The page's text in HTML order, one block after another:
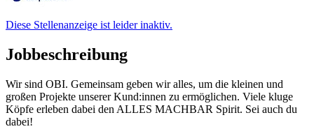
Diese Stellenanzeige ist leider inaktiv.
Jobbeschreibung
Wir sind OBI. Gemeinsam geben wir alles, um die kleinen und
großen Projekte unserer Kund:innen zu ermöglichen. Viele kluge
Köpfe erleben dabei den ALLES MACHBAR Spirit. Sei auch du
dabei!